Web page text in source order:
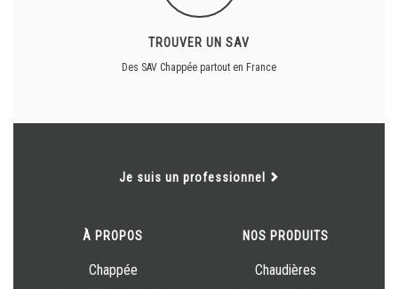
TROUVER UN SAV
Des SAV Chappée partout en France
Je suis un professionnel
À PROPOS
Chappée
NOS PRODUITS
Chaudières